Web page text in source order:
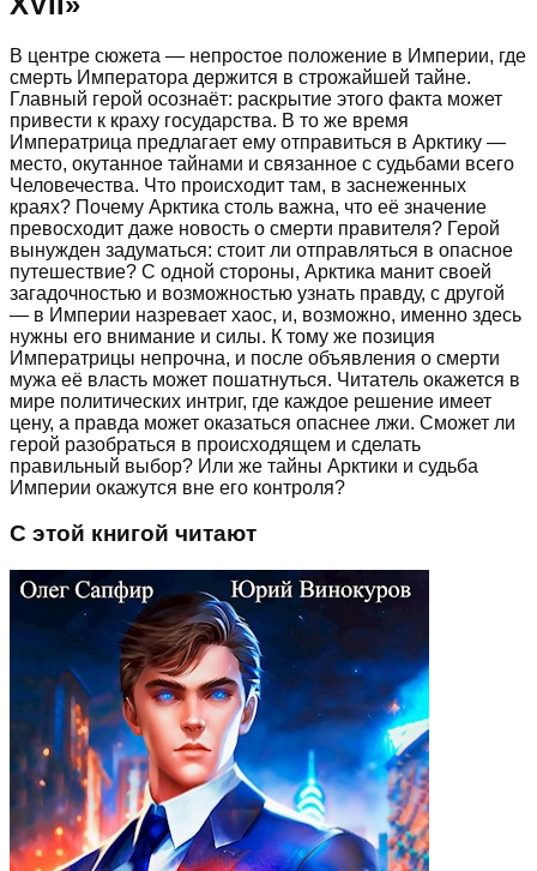
В центре сюжета — непростое положение в Империи, где
смерть Императора держится в строжайшей тайне.
Главный герой осознаёт: раскрытие этого факта может
привести к краху государства. В то же время
Императрица предлагает ему отправиться в Арктику —
место, окутанное тайнами и связанное с судьбами всего
Человечества. Что происходит там, в заснеженных
краях? Почему Арктика столь важна, что её значение
превосходит даже новость о смерти правителя? Герой
вынужден задуматься: стоит ли отправляться в опасное
путешествие? С одной стороны, Арктика манит своей
загадочностью и возможностью узнать правду, с другой
— в Империи назревает хаос, и, возможно, именно здесь
нужны его внимание и силы. К тому же позиция
Императрицы непрочна, и после объявления о смерти
мужа её власть может пошатнуться. Читатель окажется в
мире политических интриг, где каждое решение имеет
цену, а правда может оказаться опаснее лжи. Сможет ли
герой разобраться в происходящем и сделать
правильный выбор? Или же тайны Арктики и судьба
Империи окажутся вне его контроля?
С этой книгой читают